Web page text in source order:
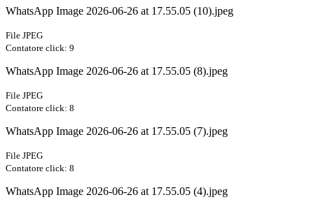
WhatsApp Image 2026-06-26 at 17.55.05 (10).jpeg
File JPEG
Contatore click: 9
WhatsApp Image 2026-06-26 at 17.55.05 (8).jpeg
File JPEG
Contatore click: 8
WhatsApp Image 2026-06-26 at 17.55.05 (7).jpeg
File JPEG
Contatore click: 8
WhatsApp Image 2026-06-26 at 17.55.05 (4).jpeg